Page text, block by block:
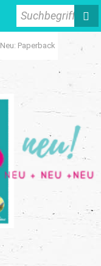
Suchbegriff
Neu: Paperback